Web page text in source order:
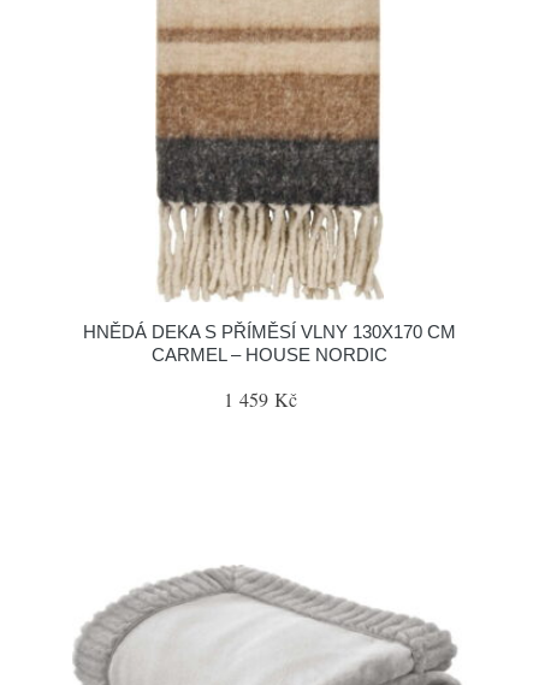
HNĚDÁ DEKA S PŘÍMĚSÍ VLNY 130X170 CM
CARMEL – HOUSE NORDIC
1 459 Kč